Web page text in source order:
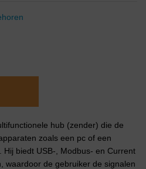
hub (zender) die de
zoals een pc of een
Hij biedt USB-, Modbus- en Current
waardoor de gebruiker de signalen